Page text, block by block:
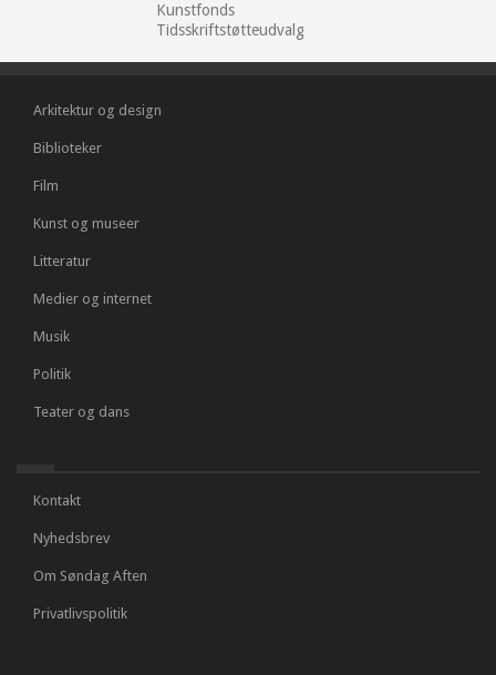
Kunstfonds
Tidsskriftstøtteudvalg
Arkitektur og design
Biblioteker
Film
Kunst og museer
Litteratur
Medier og internet
Musik
Politik
Teater og dans
Kontakt
Nyhedsbrev
Om Søndag Aften
Privatlivspolitik